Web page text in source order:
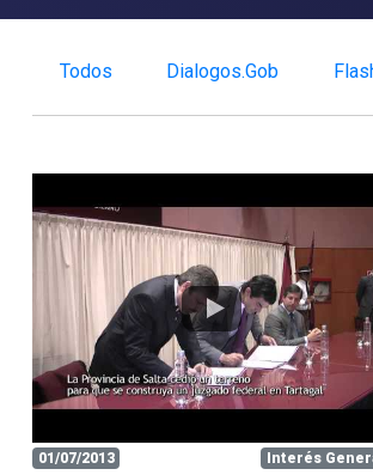
Todos Dialogos.Gob
01/07/2013 Interés